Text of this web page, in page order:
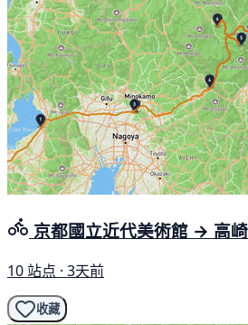
京都國立近代美術館 → 高
10 站点 · 3天前
收藏